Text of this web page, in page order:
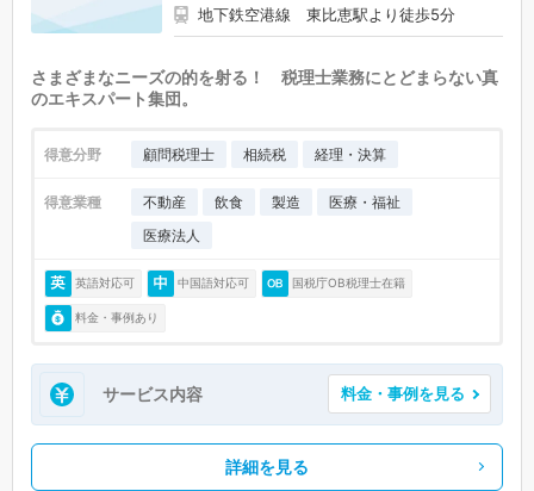
地下鉄空港線 東比恵駅より徒歩5分
さまざまなニーズの的を射る！ 税理士業務にとどまらない真
のエキスパート集団。
得意分野 顧問税理士 相続税 経理・決算
得意業種 不動産 飲食 製造
医療・福祉
医療法人
英語対応可 中国語対応可 国税庁OB税理士在籍
料金・事例あり
サービス内容 料金・事例を見る
詳細を見る